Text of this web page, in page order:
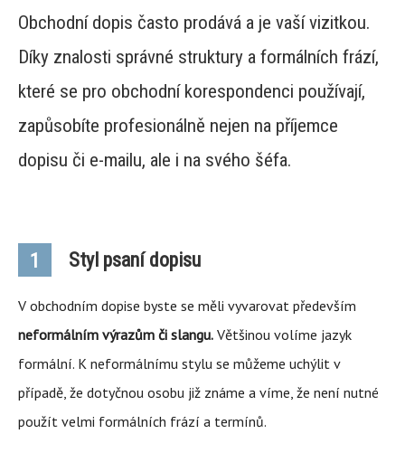
Obchodní dopis často prodává a je vaší vizitkou.
Díky znalosti správné struktury a formálních frází,
které se pro obchodní korespondenci používají,
zapůsobíte profesionálně nejen na příjemce
dopisu či e-mailu, ale i na svého šéfa.
1 Styl psaní dopisu
V obchodním dopise byste se měli vyvarovat především
neformálním výrazům či slangu. Většinou volíme jazyk
formální. K neformálnímu stylu se můžeme uchýlit v
případě, že dotyčnou osobu již známe a víme, že není nutné
použít velmi formálních frází a termínů.